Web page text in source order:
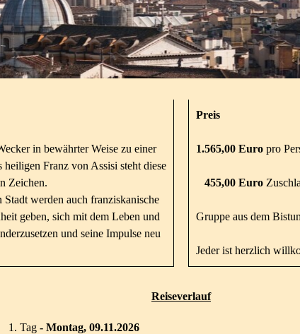
in bewährter Weise zu einer
Franz von Assisi steht diese
Zeichen.
werden auch franziskanische
geben, sich mit dem Leben und
und seine Impulse neu
Preis
1.565,00 Euro pro
455,00 Euro
Gruppe aus dem
Jeder ist herzlich
Reiseverlauf
1. Tag- Montag, 09.11.2026